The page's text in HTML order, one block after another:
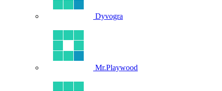
Dyvogra
Mr.Playwood